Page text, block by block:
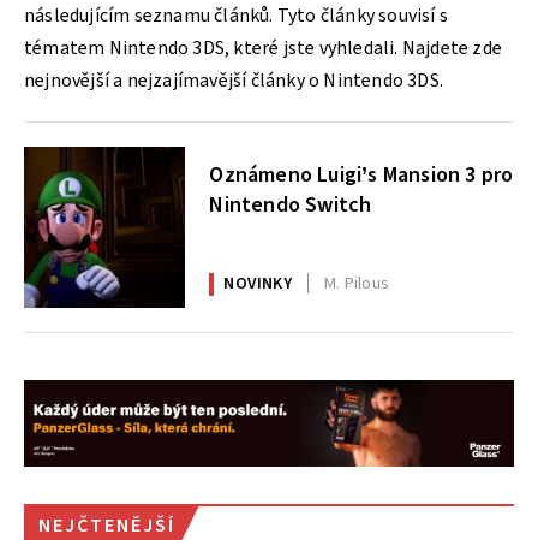
následujícím seznamu článků. Tyto články souvisí s
tématem Nintendo 3DS, které jste vyhledali. Najdete zde
nejnovější a nejzajímavější články o Nintendo 3DS.
Oznámeno Luigi’s Mansion 3 pro
Nintendo Switch
NOVINKY M. Pilous
NEJČTENĚJŠÍ